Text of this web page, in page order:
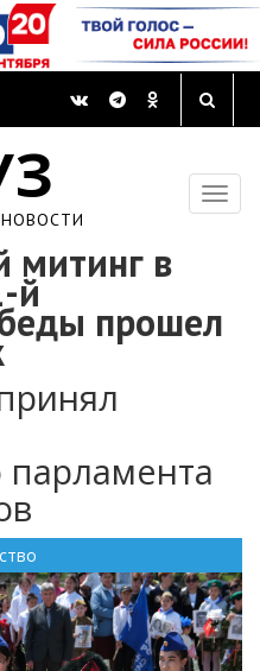
митинг в
й
прошел
парламента